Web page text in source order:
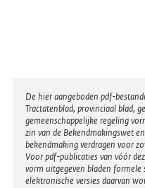
Disclaimer
De hier aangeboden pdf-
Tractatenblad, provinciaal blad,
gemeenschappelijke regeling
zin van de Bekendmakingswet
bekendmaking verdragen voor
Voor pdf-publicaties van vóór
vorm uitgegeven bladen formele
elektronische versies daarvan